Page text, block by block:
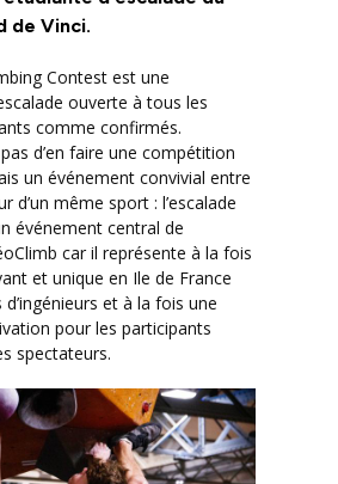
de Vinci.
Contest est une
ouverte à tous les
comme confirmés.
pas d’en faire une compétition
un événement convivial entre
d’un même sport : l’escalade
événement central de
car il représente à la fois
et unique en Ile de France
et à la fois une
pour les participants
spectateurs.